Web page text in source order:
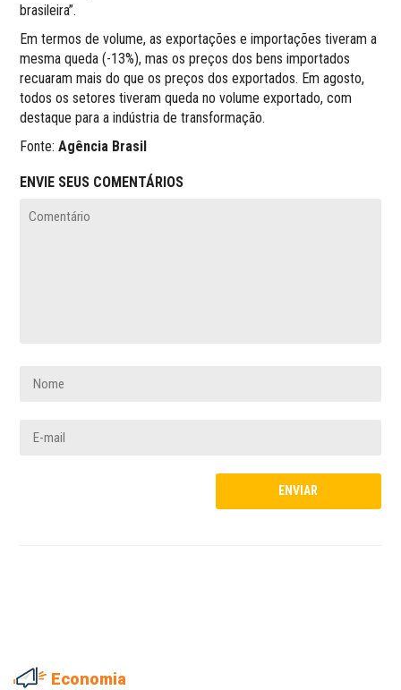
brasileira”.
Em termos de volume, as exportações e importações tiveram a
mesma queda (-13%), mas os preços dos bens importados
recuaram mais do que os preços dos exportados. Em agosto,
todos os setores tiveram queda no volume exportado, com
destaque para a indústria de transformação.
Fonte:Agência Brasil
ENVIE SEUS COMENTÁRIOS
Economia